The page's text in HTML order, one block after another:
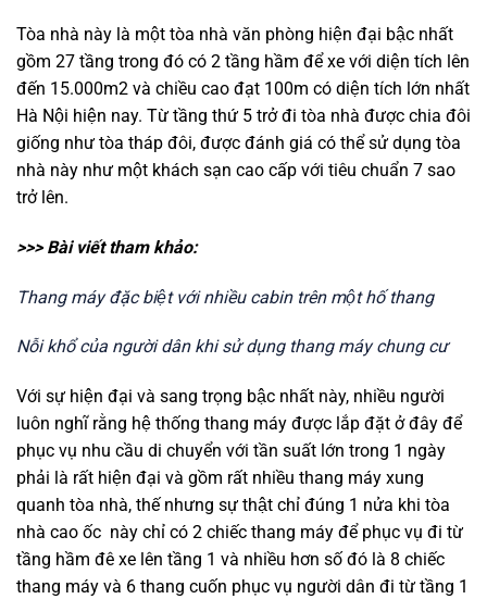
Tòa nhà này là một tòa nhà văn phòng hiện đại bậc nhất
gồm 27 tầng trong đó có 2 tầng hầm để xe với diện tích lên
đến 15.000m2 và chiều cao đạt 100m có diện tích lớn nhất
Hà Nội hiện nay. Từ tầng thứ 5 trở đi tòa nhà được chia đôi
giống như tòa tháp đôi, được đánh giá có thể sử dụng tòa
nhà này như một khách sạn cao cấp với tiêu chuẩn 7 sao
trở lên.
>>> Bài viết tham khảo:
Thang máy đặc biệt với nhiều cabin trên một hố thang
Nỗi khổ của người dân khi sử dụng thang máy chung cư
Với sự hiện đại và sang trọng bậc nhất này, nhiều người
luôn nghĩ rằng hệ thống thang máy được lắp đặt ở đây để
phục vụ nhu cầu di chuyển với tần suất lớn trong 1 ngày
phải là rất hiện đại và gồm rất nhiều thang máy xung
quanh tòa nhà, thế nhưng sự thật chỉ đúng 1 nửa khi tòa
nhà cao ốc này chỉ có 2 chiếc thang máy để phục vụ đi từ
tầng hầm đê xe lên tầng 1 và nhiều hơn số đó là 8 chiếc
thang máy và 6 thang cuốn phục vụ người dân đi từ tầng 1